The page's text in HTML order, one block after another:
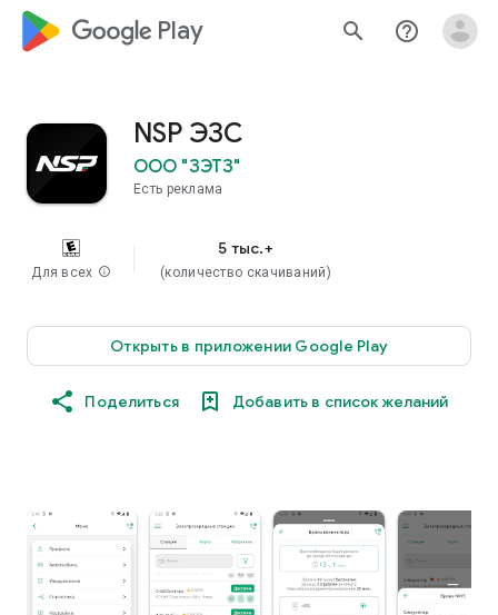
google_logo Play search help_outline
NSP ЭЗС
ООО "ЗЭТЗ"
Есть реклама
Для всех info
5 тыс.+
(количество скачиваний)
Открыть в приложении Google Play
Поделиться Добавить в список желаний